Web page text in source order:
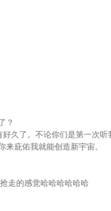
？
久了。不论你们是第一次听
庇佑我就能创造新宇宙。
走的感觉哈哈哈哈哈哈